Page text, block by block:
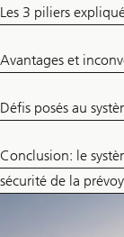
Les 3 piliers
Avantages et
Défis posés au
Conclusion: le
sécurité de la